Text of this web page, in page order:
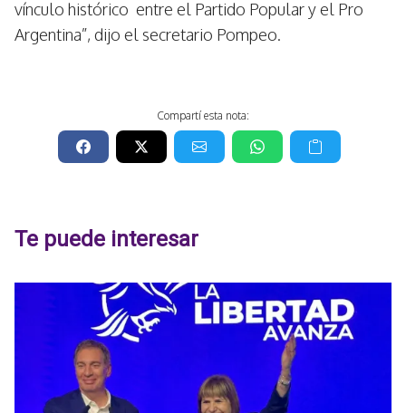
vínculo histórico entre el Partido Popular y el Pro
Argentina”, dijo el secretario Pompeo.
Compartí esta nota:
Te puede interesar